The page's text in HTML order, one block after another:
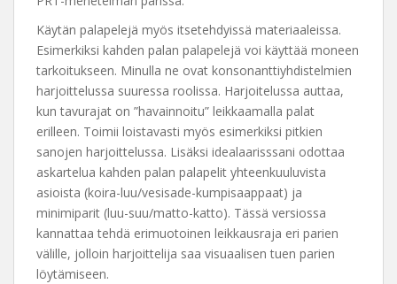
Käytän palapelejä myös itsetehdyissä materiaaleissa.
Esimerkiksi kahden palan palapelejä voi käyttää moneen
tarkoitukseen. Minulla ne ovat konsonanttiyhdistelmien
harjoittelussa suuressa roolissa. Harjoitelussa auttaa,
kun tavurajat on ”havainnoitu” leikkaamalla palat
erilleen. Toimii loistavasti myös esimerkiksi pitkien
sanojen harjoittelussa. Lisäksi idealaarisssani odottaa
askartelua kahden palan palapelit yhteenkuuluvista
asioista (koira-luu/vesisade-kumpisaappaat) ja
minimiparit (luu-suu/matto-katto). Tässä versiossa
kannattaa tehdä erimuotoinen leikkausraja eri parien
välille, jolloin harjoittelija saa visuaalisen tuen parien
löytämiseen.